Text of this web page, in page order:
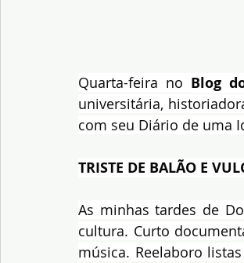
Quarta-feira no Blog
universitária,
com seu Diário de uma
TRISTE DE BALÃO E
As minhas tardes de
cultura. Curto
música. Reelaboro